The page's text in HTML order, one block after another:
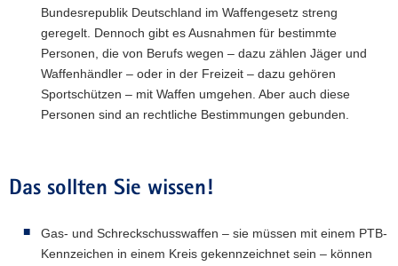
Bundesrepublik Deutschland im Waffengesetz streng
geregelt. Dennoch gibt es Ausnahmen für bestimmte
Personen, die von Berufs wegen – dazu zählen Jäger und
Waffenhändler – oder in der Freizeit – dazu gehören
Sportschützen – mit Waffen umgehen. Aber auch diese
Personen sind an rechtliche Bestimmungen gebunden.
Das sollten Sie wissen!
Gas- und Schreckschusswaffen – sie müssen mit einem PTB-
Kennzeichen in einem Kreis gekennzeichnet sein – können